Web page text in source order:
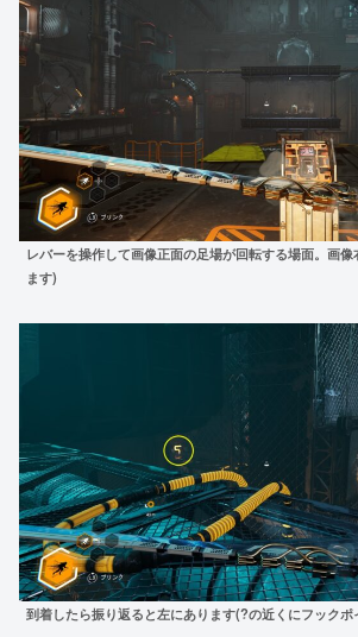
レバーを操作して画像正面の足場が回転する場面。画
ます)
到着したら振り返ると左にあります(?の近くにフックポ